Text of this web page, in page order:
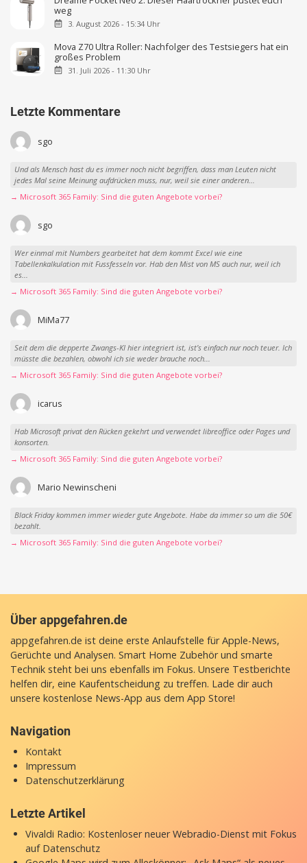
weg
3. August 2026 - 15:34 Uhr
Mova Z70 Ultra Roller: Nachfolger des Testsiegers hat ein
großes Problem
31. Juli 2026 - 11:30 Uhr
Letzte Kommentare
sgo
Und als Mensch hast du es immer noch nicht begriffen, dass man Leuten nicht
jedes Mal seine Meinung aufdrücken muss, nur, weil sie einer anderen...
→ Microsoft 365 Family: Sind die guten Angebote vorbei?
sgo
Wer einmal mit Numbers gearbeitet hat dem kommt Excel wie eine
Tabellenkalkulation mit Fussfesseln vor. Hab den Mist von MS auch nur, weil ich
es...
→ Microsoft 365 Family: Sind die guten Angebote vorbei?
MiMa77
Seit dem die depperte Zwangs-KI hier integriert ist, ist’s einfach nur noch teuer. Ich
müsste die bezahlen, obwohl ich sie weder brauche noch...
→ Microsoft 365 Family: Sind die guten Angebote vorbei?
icarus
Hab Microsoft privat den Rücken gekehrt und verwendet libreoffice oder Pages und
konsorten.
→ Microsoft 365 Family: Sind die guten Angebote vorbei?
Mario Newinscheni
Black Friday kommen immer wieder gute Angebote. Habe da immer so um die 50€
bezahlt.
→ Microsoft 365 Family: Sind die guten Angebote vorbei?
Über appgefahren.de
appgefahren.de ist deine erste Anlaufstelle für Apple-News,
Gerüchte und Analysen. Smart Home Zubehör und smarte
Technik steht bei uns ebenfalls im Fokus. Unsere Testberichte
helfen dir, eine Kaufentscheidung zu treffen. Lade dir auch
unsere kostenlose News-App aus dem App Store!
Navigation
Kontakt
Impressum
Datenschutzerklärung
Letzte Artikel
Vivaldi Radio: Kostenloser neuer Webradio-Dienst mit Fokus
auf Datenschutz